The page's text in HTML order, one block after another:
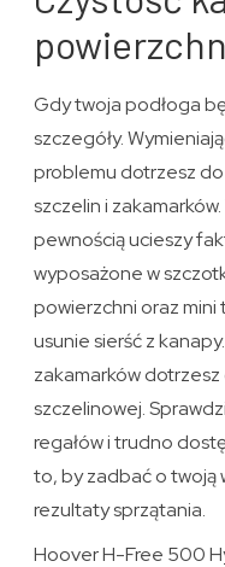
Gdy twoja podłoga
szczegóły.
problemu dotrzesz
szczelin i
pewnością ucieszy
wyposażone w
powierzchni oraz
usunie sierść z
zakamarków
szczelinowej.
regałów i trudno
to, by zadbać o twoją
rezultaty sprzątania.
Hoover H-Free 500